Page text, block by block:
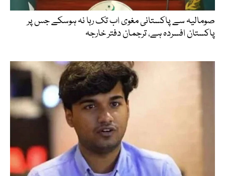
صومالیہ سے پاکستانی مغوی اب تک رہا نہ ہوسکے جس پر
پاکستان افسردہ ہے، ترجمان دفتر خارجہ